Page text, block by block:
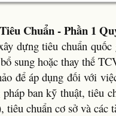
Chuẩn - Phần 1
dựng tiêu chuẩn
sung hoặc thay thế
để áp dụng đối với
ban kỹ thuật, tiêu
chuẩn cơ sở và các